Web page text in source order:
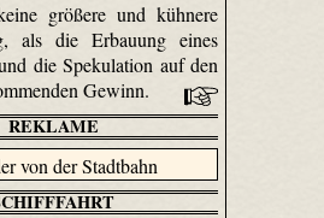
größere und kühnere
als die Erbauung eines
die Spekulation auf den
Gewinn.
REKLAME